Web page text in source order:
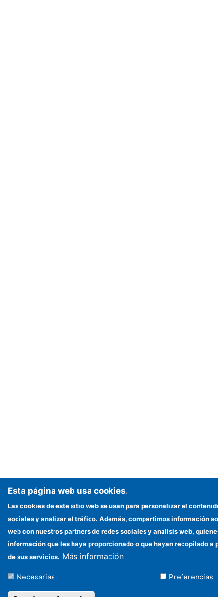
Esta página web usa cookies.
Las cookies de este sitio web se usan para personalizar el
sociales y analizar el tráfico. Además, compartimos información
web con nuestros partners de redes sociales y análisis web,
información que les haya proporcionado o que hayan recopilado a
de sus servicios. Más información
Necesarias Preferencias